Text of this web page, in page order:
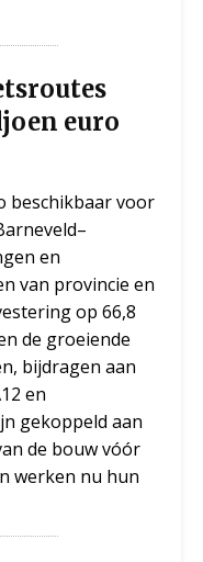
euro
beschikbaar voor
en
van provincie en
op 66,8
de groeiende
bijdragen aan
en
gekoppeld aan
de bouw vóór
werken nu hun